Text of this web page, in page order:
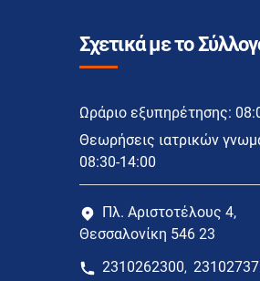
Σχετικά με το
Ωράριο εξυπηρέτησης:
Θεωρήσεις ιατρικών
08:30-14:00
Πλ. Αριστοτέλους 4,
Θεσσαλονίκη 546 23
2310262300,